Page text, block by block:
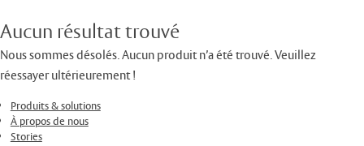
Aucun résultat trouvé
Nous sommes désolés. Aucun produit n’a été trouvé. Veuillez
réessayer ultérieurement !
Produits & solutions
À propos de nous
Stories